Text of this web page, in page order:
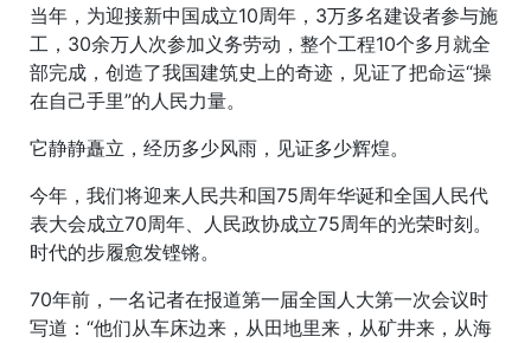
当年，为迎接新中国成立10周年，3万多名建设者参与施
工，30余万人次参加义务劳动，整个工程10个多月就全
部完成，创造了我国建筑史上的奇迹，见证了把命运“操
在自己手里”的人民力量。
它静静矗立，经历多少风雨，见证多少辉煌。
今年，我们将迎来人民共和国75周年华诞和全国人民代
表大会成立70周年、人民政协成立75周年的光荣时刻。
时代的步履愈发铿锵。
70年前，一名记者在报道第一届全国人大第一次会议时
写道：“他们从车床边来，从田地里来，从矿井来，从海